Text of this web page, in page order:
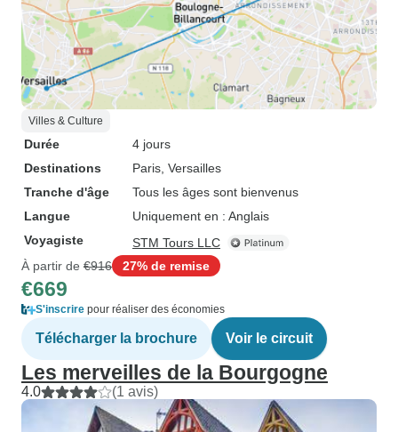
Villes & Culture
Durée
4 jours
Destinations
Paris , Versailles
Tranche d'âge
Tous les âges sont bienvenus
Langue
Uniquement en : Anglais
Voyagiste
STM Tours LLC
À partir de €916 27% de remise
€669
S'inscrire pour réaliser des économies
Télécharger la brochure Voir le circuit
Les merveilles de la Bourgogne
4.0 (1 avis)